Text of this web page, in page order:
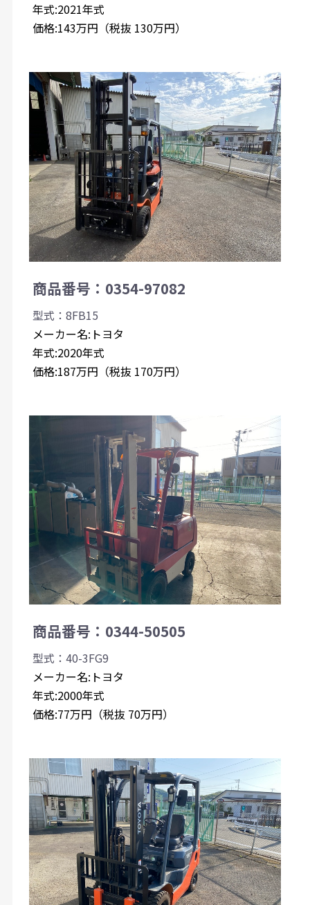
年式:2021年式
価格:143万円（税抜 130万円）
商品番号：0354-97082
型式：8FB15
メーカー名:トヨタ
年式:2020年式
価格:187万円（税抜 170万円）
商品番号：0344-50505
型式：40-3FG9
メーカー名:トヨタ
年式:2000年式
価格:77万円（税抜 70万円）